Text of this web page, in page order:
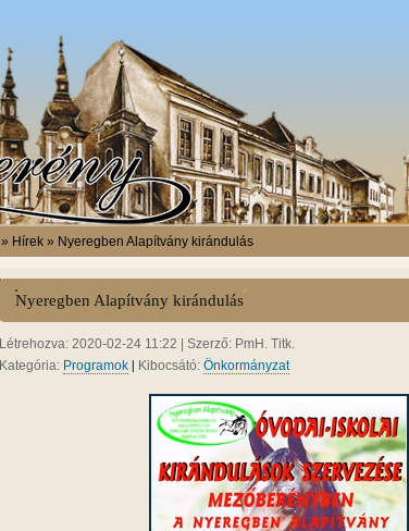
» Hírek » Nyeregben Alapítvány kirándulás
Nyeregben Alapítvány kirándulás
Létrehozva: 2020-02-24 11:22 | Szerző: PmH. Titk.
Kategória: Programok | Kibocsátó: Önkormányzat